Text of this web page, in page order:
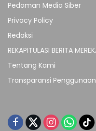
Pedoman Media Siber
Privacy Policy
Redaksi
REKAPITULASI BERITA
Tentang Kami
Transparansi